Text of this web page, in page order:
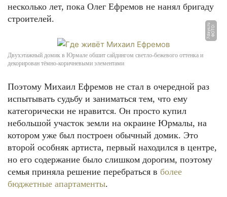
несколько лет, пока Олег Ефремов не нанял бригаду
строителей.
Ф
О
Т
О:
7
d
a
y
s.
r
u
Двухэтажный домик в Юрмале обшит сайдингом светло-бежевого оттенка и
декорирован тёмно-коричневыми элементами
Поэтому Михаил Ефремов не стал в очередной раз
испытывать судьбу и заниматься тем, что ему
категорически не нравится. Он просто купил
небольшой участок земли на окраине Юрмалы, на
котором уже был построен обычный домик. Это
второй особняк артиста, первый находился в центре,
но его содержание было слишком дорогим, поэтому
семья приняла решение перебраться в более
бюджетные апартаменты.